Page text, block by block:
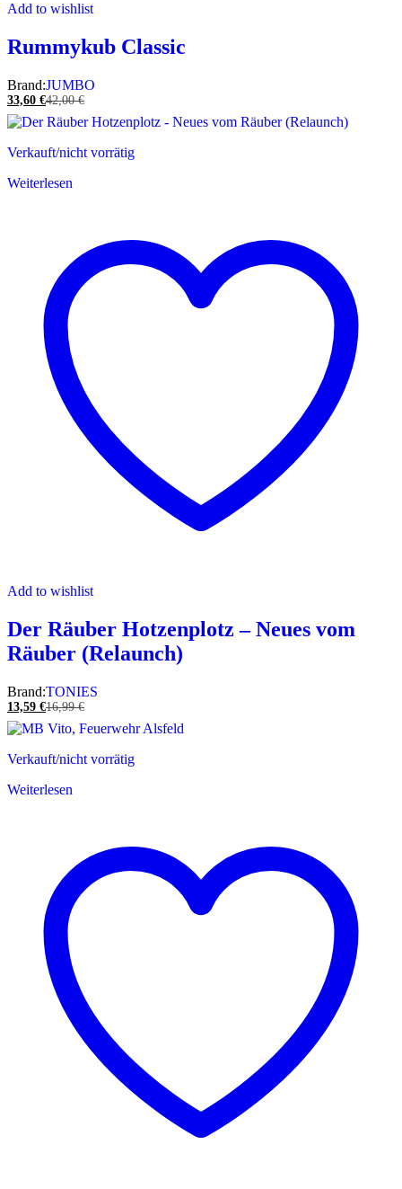
Add to wishlist
Rummykub Classic
Brand:JUMBO
33,60 €42,00€
Verkauft/nicht vorrätig
Weiterlesen
Add to wishlist
Der Räuber Hotzenplotz – Neues vom
Räuber (Relaunch)
Brand:TONIES
13,59 €16,99€
Verkauft/nicht vorrätig
Weiterlesen